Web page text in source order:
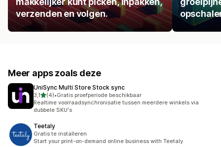
verzenden en volgen.
Meer apps zoals deze
UniSync Multi Store Stock sync
3,1van 5 sterren
(4)
4 recensies in totaal
•Gratis proefperiode beschikbaar
Realtime voorraadsynchronisatie tussen meerdere winkels via
dubbele SKU's
Teetaly
Gratis te installeren
Start your print-on-demand online business with Teetaly.